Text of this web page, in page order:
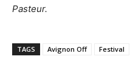
Pasteur.
TAGS Avignon Off Festival